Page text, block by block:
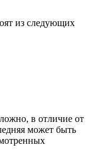
банках,
похожей на
на совершенно
формат IBAN.
но в ближних
уже
из следующих